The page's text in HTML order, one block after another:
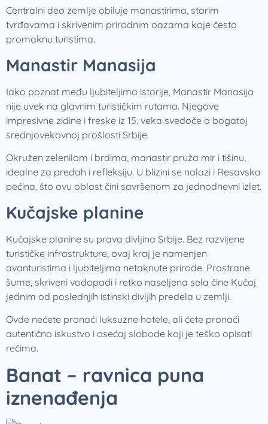
Centralni deo zemlje obiluje manastirima, starim
tvrđavama i skrivenim prirodnim oazama koje često
promaknu turistima.
Manastir Manasija
Iako poznat među ljubiteljima istorije, Manastir Manasija
nije uvek na glavnim turističkim rutama. Njegove
impresivne zidine i freske iz 15. veka svedoče o bogatoj
srednjovekovnoj prošlosti Srbije.
Okružen zelenilom i brdima, manastir pruža mir i tišinu,
idealne za predah i refleksiju. U blizini se nalazi i Resavska
pećina, što ovu oblast čini savršenom za jednodnevni izlet.
Kučajske planine
Kučajske planine su prava divljina Srbije. Bez razvijene
turističke infrastrukture, ovaj kraj je namenjen
avanturistima i ljubiteljima netaknute prirode. Prostrane
šume, skriveni vodopadi i retko naseljena sela čine Kučaj
jednim od poslednjih istinski divljih predela u zemlji.
Ovde nećete pronaći luksuzne hotele, ali ćete pronaći
autentično iskustvo i osećaj slobode koji je teško opisati
rečima.
Banat – ravnica puna
iznenađenja